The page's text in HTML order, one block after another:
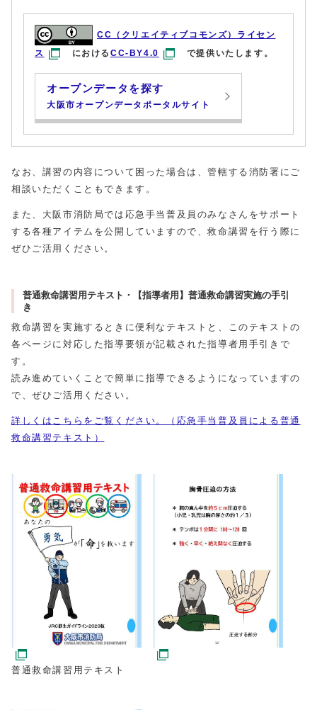
CC（クリエイティブコモンズ）ライセン
ス
におけるCC-BY4.0 で提供いたします。
オープンデータを探す
大阪市オープンデータポータルサイト
なお、講習の内容について困った場合は、管轄する消防署にご
相談いただくこともできます。
また、大阪市消防局では応急手当普及員のみなさんをサポート
する各種アイテムを公開していますので、救命講習を行う際に
ぜひご活用ください。
普通救命講習用テキスト・【指導者用】普通救命講習実施の手引
き
救命講習を実施するときに便利なテキストと、このテキストの
各ページに対応した指導要領が記載された指導者用手引きで
す。
読み進めていくことで簡単に指導できるようになっていますの
で、ぜひご活用ください。
詳しくはこちらをご覧ください。（応急手当普及員による普通
救命講習テキスト）
普通救命講習用テキスト